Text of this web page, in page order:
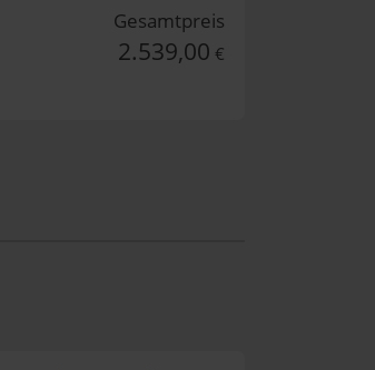
Gesamtpreis
2.539,00 €